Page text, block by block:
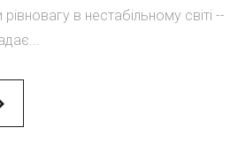
в нестабільному світі --